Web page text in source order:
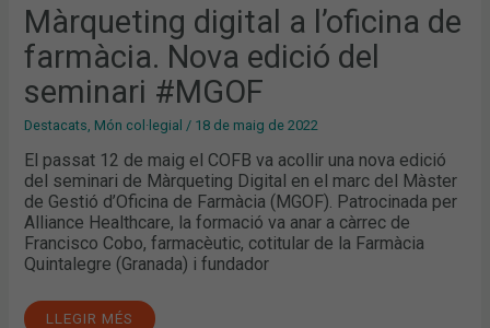
Màrqueting digital a l’oficina de
farmàcia. Nova edició del
seminari #MGOF
Destacats, Món col·legial / 18 de maig de 2022
El passat 12 de maig el COFB va acollir una nova edició
del seminari de Màrqueting Digital en el marc del Màster
de Gestió d’Oficina de Farmàcia (MGOF). Patrocinada per
Alliance Healthcare, la formació va anar a càrrec de
Francisco Cobo, farmacèutic, cotitular de la Farmàcia
Quintalegre (Granada) i fundador
LLEGIR MÉS